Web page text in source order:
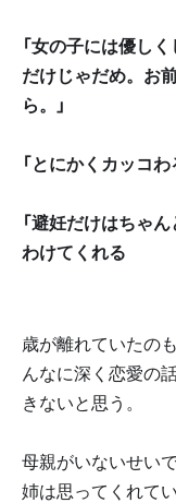
「女の子には優し
だけじゃだめ。お
ら。」
「とにかくカッコ
「避妊だけはちゃ
わけてくれる
歳が離れていたの
んなに深く恋愛の
きないと思う。
母親がいないせい
姉は思ってくれて